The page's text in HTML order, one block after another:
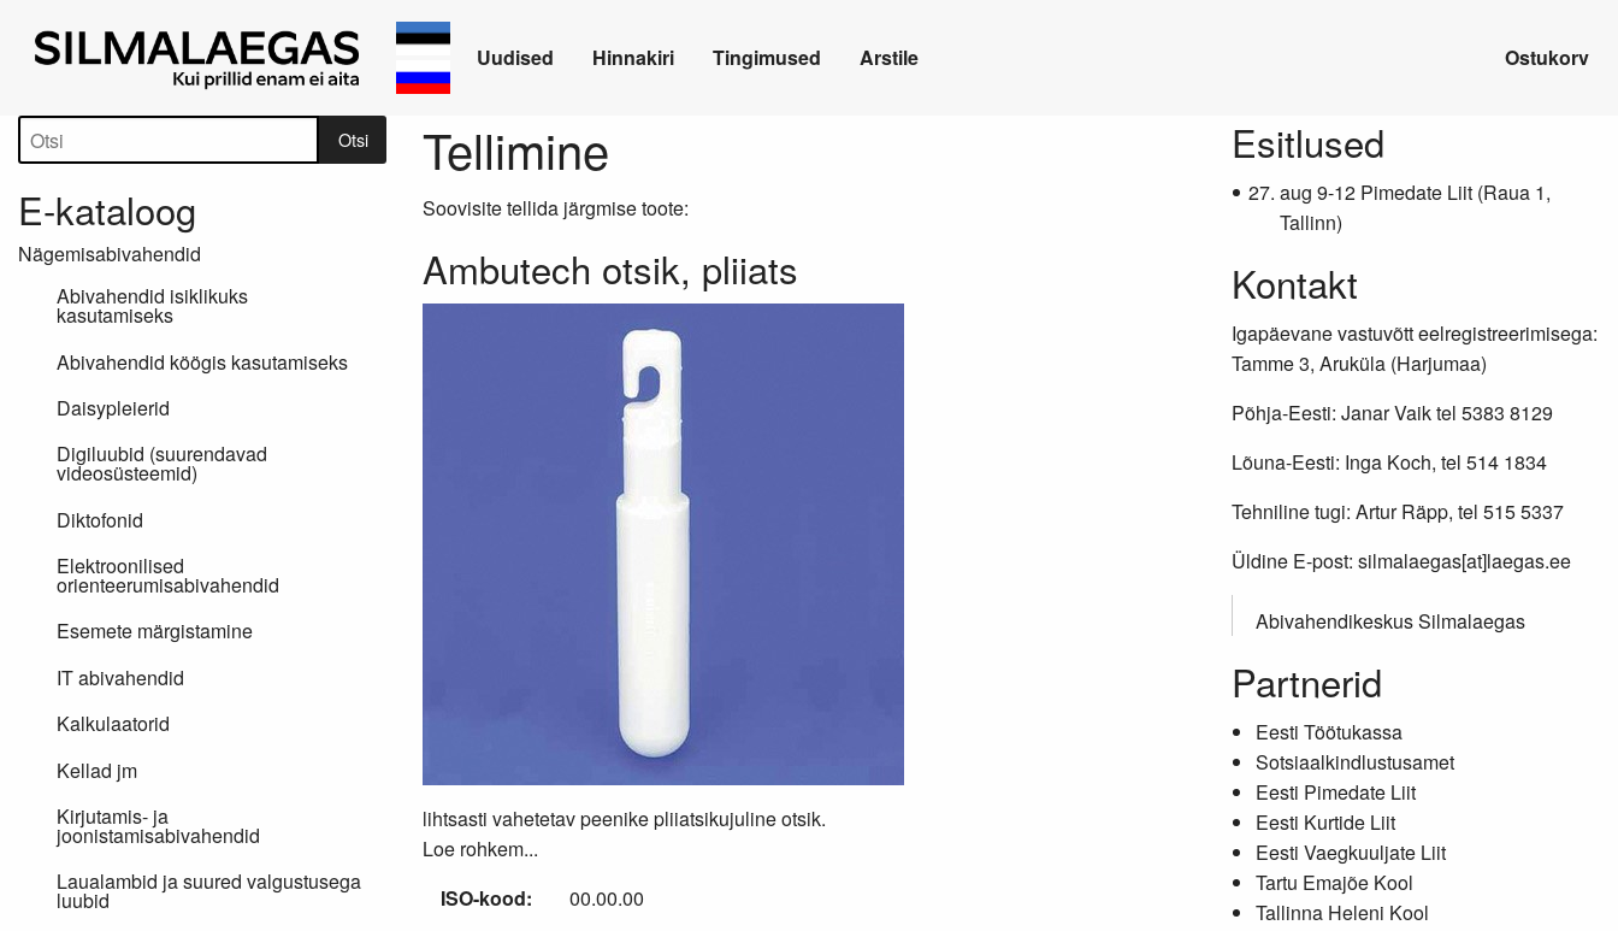
Uudised Hinnakiri Tingimused Arstile Ostukorv
Tellimine
Soovisite tellida järgmise toote:
Ambutech otsik, pliiats
lihtsasti vahetetav peenike pliiatsikujuline otsik.
Loe rohkem...
ISO-kood:
00.00.00
Tootepuu Otsi
E-kataloog
Nägemisabivahendid
Abivahendid isiklikuks
kasutamiseks
Abivahendid köögis kasutamiseks
Daisypleierid
Digiluubid (suurendavad
videosüsteemid)
Diktofonid
Elektroonilised
orienteerumisabivahendid
Esemete märgistamine
IT abivahendid
Kalkulaatorid
Kellad jm
Kirjutamis- ja
joonistamisabivahendid
Laualambid ja suured valgustusega
luubid
Lisainfo
Esitlused
aug 9-12 Pimedate Liit (Raua 1,
Tallinn)
Kontakt
Igapäevane vastuvõtt eelregistreerimisega:
Tamme 3, Aruküla (Harjumaa)
Põhja-Eesti: Janar Vaik tel 5383 8129
Lõuna-Eesti: Inga Koch, tel 514 1834
Tehniline tugi: Artur Räpp, tel 515 5337
Üldine E-post: silmalaegas[at]laegas.ee
Abivahendikeskus Silmalaegas
Partnerid
Eesti Töötukassa
Sotsiaalkindlustusamet
Eesti Pimedate Liit
Eesti Kurtide Liit
Eesti Vaegkuuljate Liit
Tartu Emajõe Kool
Tallinna Heleni Kool